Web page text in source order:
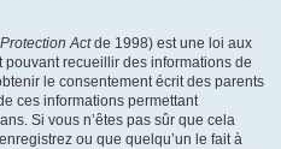
Actde 1998) est une loi aux
pouvant recueillir des informations de
le consentement écrit des parents
ces informations permettant
Si vous n’êtes pas sûr que cela
ou que quelqu’un le fait à